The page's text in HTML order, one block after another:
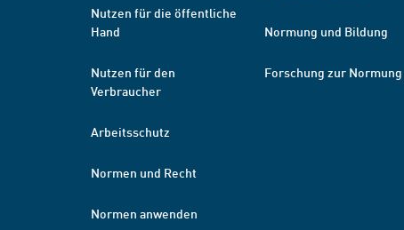
Nutzen für die öffentliche
Hand
Nutzen für den
Verbraucher
Arbeitsschutz
Normen und Recht
Normen anwenden
Normung und Bildung
Forschung zur Normung